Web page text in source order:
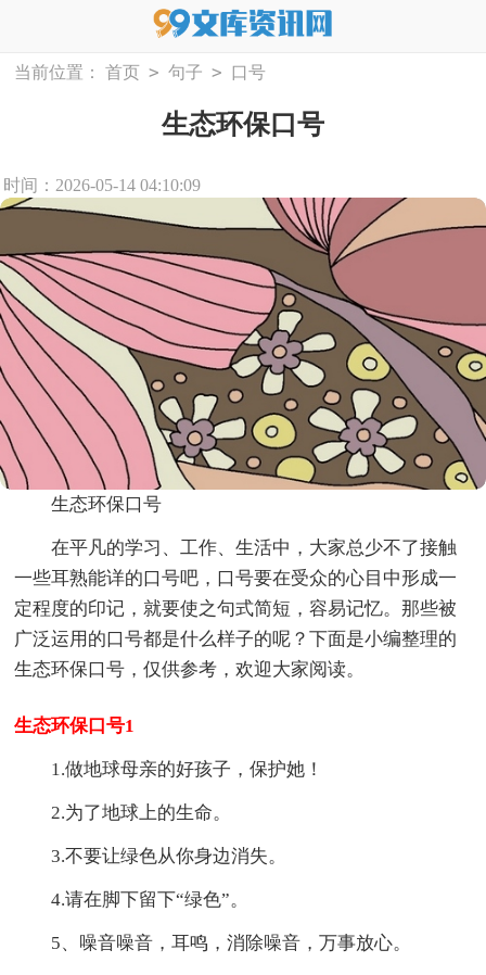
当前位置： 首页 > 句子 > 口号
生态环保口号
时间：2026-05-14 04:10:09
生态环保口号
在平凡的学习、工作、生活中，大家总少不了接触
一些耳熟能详的口号吧，口号要在受众的心目中形成一
定程度的印记，就要使之句式简短，容易记忆。那些被
广泛运用的口号都是什么样子的呢？下面是小编整理的
生态环保口号，仅供参考，欢迎大家阅读。
生态环保口号1
1.做地球母亲的好孩子，保护她！
2.为了地球上的生命。
3.不要让绿色从你身边消失。
4.请在脚下留下“绿色”。
5、噪音噪音，耳鸣，消除噪音，万事放心。